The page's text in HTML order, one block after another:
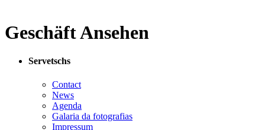
Geschäft Ansehen
Servetschs
Contact
News
Agenda
Galaria da fotografias
Impressum